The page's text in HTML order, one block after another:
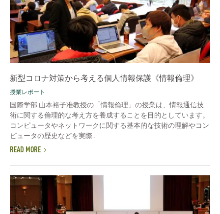
新型コロナ対策から考える個人情報保護《情報倫理》
授業レポート
国際学部 山本裕子准教授の「情報倫理」の授業は、情報通信技
術に関する倫理的な考え方を養成することを目的としています。
コンピュータやネットワークに関する基本的な技術の理解やコン
ピュータの歴史などを実際...
READ MORE